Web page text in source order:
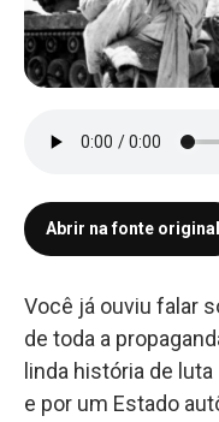
Abrir na fonte original
Você já ouviu falar
de toda a
linda história de
e por um Estado